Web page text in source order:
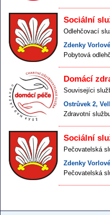
Sociální
Odlehčovací
Zdenky
Pobytová
Domácí
Souvisejíci
Ostrůvek 2,
Zdravotní
Sociální
Pečovatelská
Zdenky
Pečovatelská